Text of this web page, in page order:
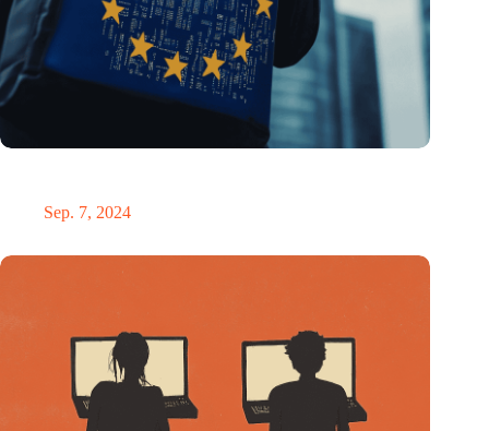
Sep. 7, 2024